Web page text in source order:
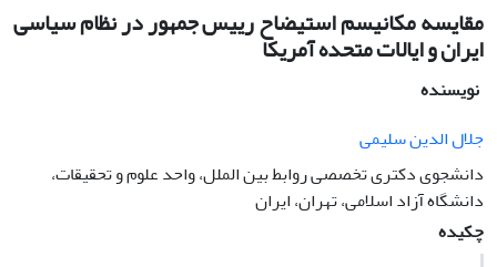
مقایسه مکانیسم استیضاح رییس جمهور در نظام سیاسی
ایران و ایالات متحده آمریکا
نویسنده
جلال الدین سلیمی
دانشجوی دکتری تخصصی روابط بین الملل، واحد علوم و تحقیقات،
دانشگاه آزاد اسلامی، تهران، ایران
چکیده